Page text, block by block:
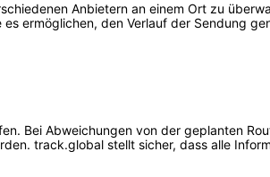
Anbietern an einem Ort zu
ermöglichen, den Verlauf der Sendung
Bei Abweichungen von der geplanten
track.global stellt sicher, dass alle